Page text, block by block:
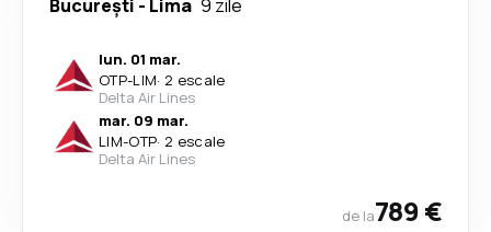
București - Lima 9 zile
lun. 01 mar.
OTP-LIM· 2 escale
Delta Air Lines
mar. 09 mar.
LIM-OTP· 2 escale
Delta Air Lines
de la789 €